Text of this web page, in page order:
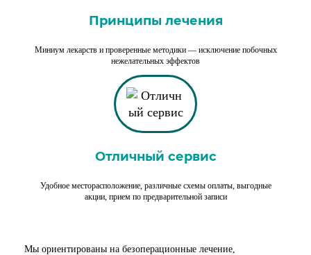
Принципы лечения
Миниум лекарств и проверенные методики — исключение побочных
нежелательных эффектов
Отличный сервис
Удобное месторасположение, различные схемы оплаты, выгодные
акции, прием по предварительной записи
Мы ориентированы на безоперационные лечение,